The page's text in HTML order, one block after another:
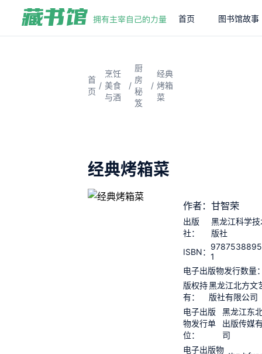
首页 图书馆故事
首
页
/
烹饪
美食
与酒
/
厨
房
秘
笈
/
经典
烤箱
菜
经典烤箱菜
作者：甘智荣
出版
社：
黑龙江科学技
版社
ISBN： 1
电子出版物发行数量
版权持
有：
黑龙江北方文
版社有限公司
电子出版
物发行单
位：
黑龙江东
出版传媒
司
电子出版物